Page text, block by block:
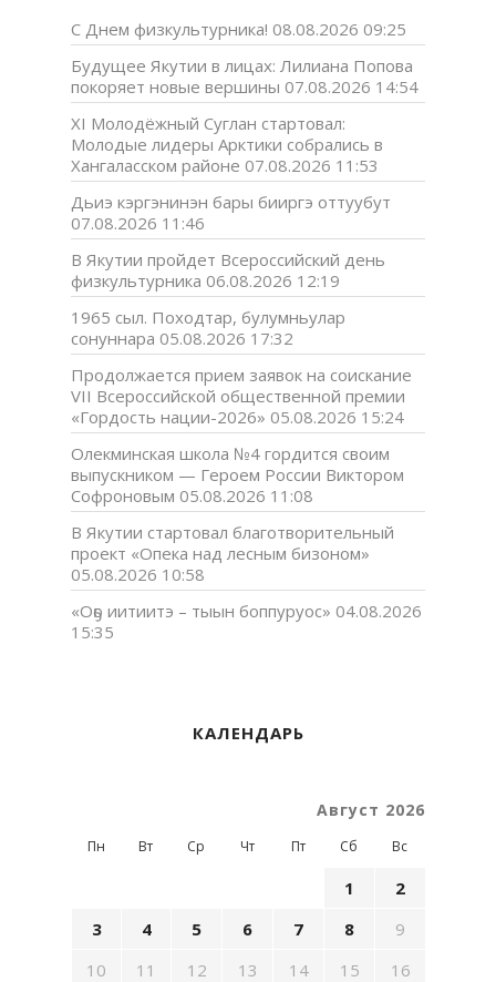
С Днем физкультурника! 08.08.2026 09:25
Будущее Якутии в лицах: Лилиана Попова
покоряет новые вершины 07.08.2026 14:54
XI Молодёжный Суглан стартовал:
Молодые лидеры Арктики собрались в
Хангаласском районе 07.08.2026 11:53
Дьиэ кэргэнинэн бары бииргэ оттуубут
07.08.2026 11:46
В Якутии пройдет Всероссийский день
физкультурника 06.08.2026 12:19
1965 сыл. Походтар, булумньулар
сонуннара 05.08.2026 17:32
Продолжается прием заявок на соискание
VII Всероссийской общественной премии
«Гордость нации-2026» 05.08.2026 15:24
Олекминская школа №4 гордится своим
выпускником — Героем России Виктором
Софроновым 05.08.2026 11:08
В Якутии стартовал благотворительный
проект «Опека над лесным бизоном»
05.08.2026 10:58
«Оҕо иитиитэ – тыын боппуруос» 04.08.2026
15:35
КАЛЕНДАРЬ
Август 2026
Пн Вт Ср Чт Пт Сб Вс
1
2
3
4 5 6 7 8
9
10
11 12 13 14 15
16